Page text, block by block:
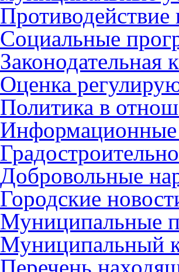
Социальные
Законодательная
Оценка
Политика в
Добровольные
Городские
Муниципальные
Муниципальный